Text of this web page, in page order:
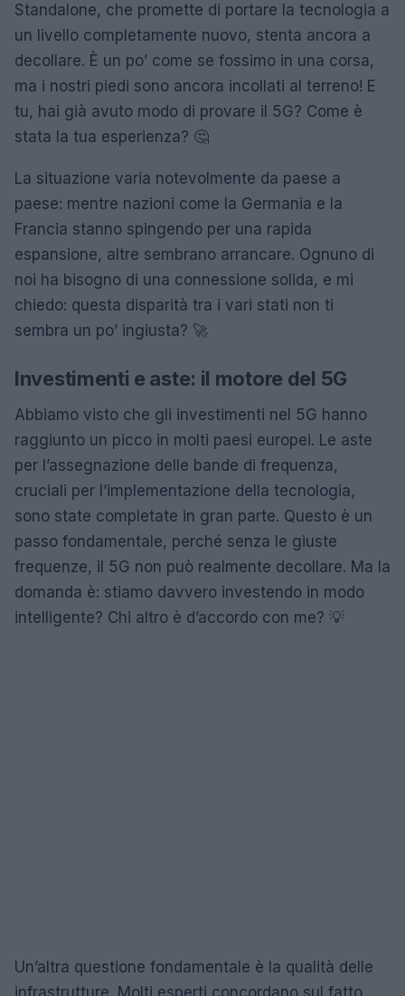
Standalone, che promette di portare la tecnologia a
un livello completamente nuovo, stenta ancora a
decollare. È un po’ come se fossimo in una corsa,
ma i nostri piedi sono ancora incollati al terreno! E
tu, hai già avuto modo di provare il 5G? Come è
stata la tua esperienza? 🤔
La situazione varia notevolmente da paese a
paese: mentre nazioni come la Germania e la
Francia stanno spingendo per una rapida
espansione, altre sembrano arrancare. Ognuno di
noi ha bisogno di una connessione solida, e mi
chiedo: questa disparità tra i vari stati non ti
sembra un po’ ingiusta? 🚀
Investimenti e aste: il motore del 5G
Abbiamo visto che gli investimenti nel 5G hanno
raggiunto un picco in molti paesi europei. Le aste
per l’assegnazione delle bande di frequenza,
cruciali per l’implementazione della tecnologia,
sono state completate in gran parte. Questo è un
passo fondamentale, perché senza le giuste
frequenze, il 5G non può realmente decollare. Ma la
domanda è: stiamo davvero investendo in modo
intelligente? Chi altro è d’accordo con me? 💡
Un’altra questione fondamentale è la qualità delle
infrastrutture. Molti esperti concordano sul fatto